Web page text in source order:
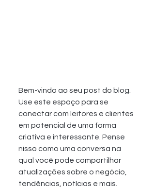
Bem-vindo ao seu post do blog.
Use este espaço para se
conectar com leitores e clientes
em potencial de uma forma
criativa e interessante. Pense
nisso como uma conversa na
qual você pode compartilhar
atualizações sobre o negócio,
tendências, notícias e mais.